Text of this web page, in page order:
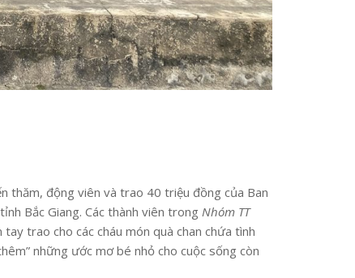
thăm, động viên và trao 40 triệu đồng của Ban
Bắc Giang. Các thành viên trong Nhóm TT
trao cho các cháu món quà chan chứa tình
những ước mơ bé nhỏ cho cuộc sống còn